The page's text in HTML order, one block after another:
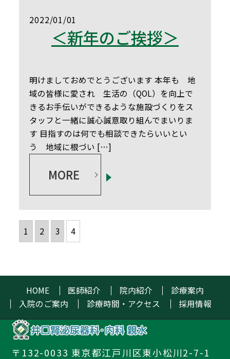
2022/01/01
＜新年のご挨拶＞
明けましておめでとうございます 本年も 地
域の皆様に愛され 生活の（QOL）を向上で
きるお手伝いができるような施設づくりをス
タッフと一緒に誠心誠意取り組んでまいりま
す 目指すのは何でも相談できたらいいとい
う 地域に根づい […]
MORE
1 2 3 4
HOME 医師紹介 院内紹介
診療案内
入院のご案内
診療時間・アクセス 採用情報
〒132-0033 東京都江戸川区東小松川2-7-1